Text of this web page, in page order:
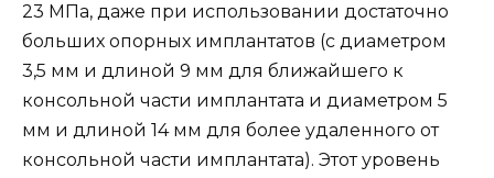
23 МПа, даже при использовании достаточно
больших опорных имплантатов (с диаметром
3,5 мм и длиной 9 мм для ближайшего к
консольной части имплантата и диаметром 5
мм и длиной 14 мм для более удаленного от
консольной части имплантата). Этот уровень